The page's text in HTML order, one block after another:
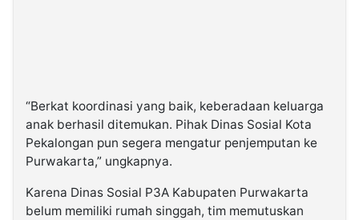
“Berkat koordinasi yang baik, keberadaan keluarga
anak berhasil ditemukan. Pihak Dinas Sosial Kota
Pekalongan pun segera mengatur penjemputan ke
Purwakarta,” ungkapnya.
Karena Dinas Sosial P3A Kabupaten Purwakarta
belum memiliki rumah singgah, tim memutuskan